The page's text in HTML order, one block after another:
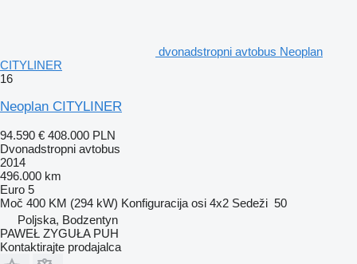
dvonadstropni avtobus Neoplan
CITYLINER
16
Neoplan CITYLINER
94.590 € 408.000 PLN
Dvonadstropni avtobus
2014
496.000 km
Euro 5
Moč 400 KM (294 kW) Konfiguracija osi 4x2 Sedeži 50
Poljska, Bodzentyn
PAWEŁ ZYGUŁA PUH
Kontaktirajte prodajalca